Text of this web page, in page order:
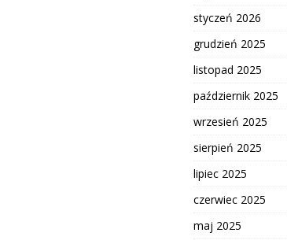
styczeń 2026
grudzień 2025
listopad 2025
październik 2025
wrzesień 2025
sierpień 2025
lipiec 2025
czerwiec 2025
maj 2025